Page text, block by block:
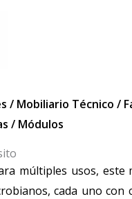
/ Mobiliario Técnico /
/ Módulos
múltiples usos,
cada uno con